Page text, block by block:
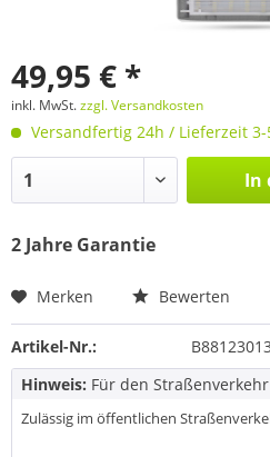
49,95 € *
inkl. MwSt.zzgl. Versandkosten
Versandfertig 24h / Lieferzeit 3-
In
2 Jahre Garantie
Merken Bewerten
Artikel-Nr.:
B88123013
Hinweis: Für den Straßenverkehr
Zulässig im öffentlichen